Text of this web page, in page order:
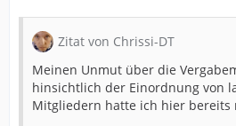
Zitat von Chrissi-DT
Meinen Unmut über die
hinsichtlich der Einordnung von
Mitgliedern hatte ich hier bereits